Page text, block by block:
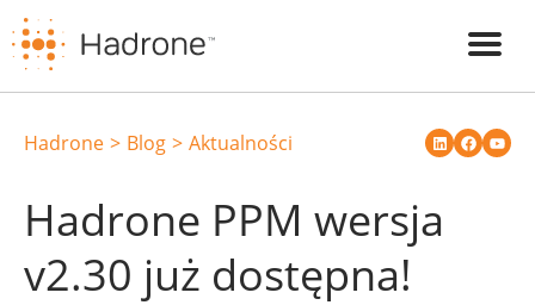
Hadrone Blog Aktualności
Hadrone PPM wersja
v2.30 już dostępna!